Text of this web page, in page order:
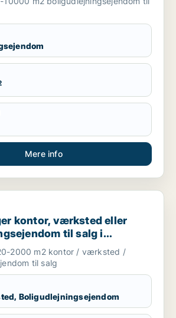
Mere info
værksted eller
kontor, værksted eller
til salg i
2000 m2 kontor / værksted /
til salg
Boligudlejningsejendom